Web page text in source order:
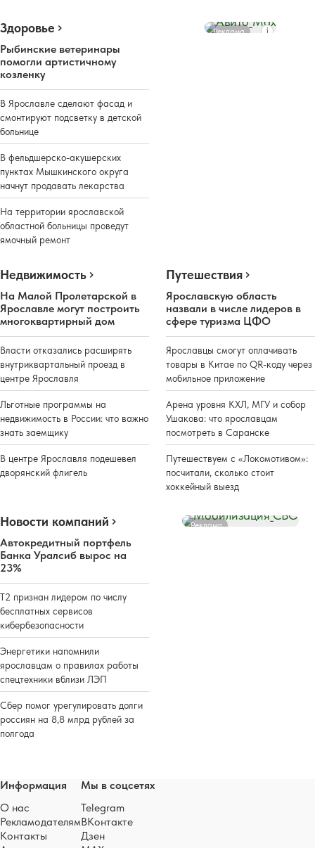
Здоровье
Рыбинские ветеринары
помогли артистичному
козленку
В Ярославле сделают фасад и
смонтируют подсветку в детской
больнице
В фельдшерско-акушерских
пунктах Мышкинского округа
начнут продавать лекарства
На территории ярославской
областной больницы проведут
ямочный ремонт
Реклама
Недвижимость
На Малой Пролетарской в
Ярославле могут построить
многоквартирный дом
Власти отказались расширять
внутриквартальный проезд в
центре Ярославля
Льготные программы на
недвижимость в России: что важно
знать заемщику
В центре Ярославля подешевел
дворянский флигель
Путешествия
Ярославскую область
назвали в числе лидеров в
сфере туризма ЦФО
Ярославцы смогут оплачивать
товары в Китае по QR-коду через
мобильное приложение
Арена уровня КХЛ, МГУ и собор
Ушакова: что ярославцам
посмотреть в Саранске
Путешествуем с «Локомотивом»:
посчитали, сколько стоит
хоккейный выезд
Новости компаний
Автокредитный портфель
Банка Уралсиб вырос на
23%
Т2 признан лидером по числу
бесплатных сервисов
кибербезопасности
Энергетики напомнили
ярославцам о правилах работы
спецтехники вблизи ЛЭП
Сбер помог урегулировать долги
россиян на 8,8 млрд рублей за
полгода
Реклама
Информация
О нас
Рекламодателям
Контакты
Мы в соцсетях
Telegram
ВКонтакте
Дзен